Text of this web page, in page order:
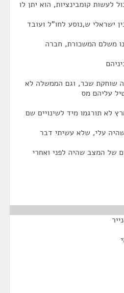
לעשות קומבינציות, הוא יתן לו
ישראלי ש,נוסע לחו"ל ועובד
משלם המשכורת, חברה
שוחקת שכר, וגם הממשלה לא
עליהם מס
לא תורגמו מיד לשינויים שם
עלי, שלא עשיתי דבר
של המצב שהיה לפני ואחרי